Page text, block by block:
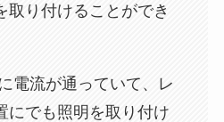
取り付けることができ
電流が通っていて、レ
にでも照明を取り付け